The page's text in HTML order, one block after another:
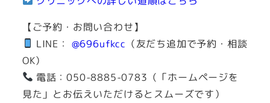
【ご予約・お問い合わせ】
LINE： @696ufkcc （友だち追加で予約・相談
OK）
電話：050-8885-0783（「ホームページを
見た」とお伝えいただけるとスムーズです）